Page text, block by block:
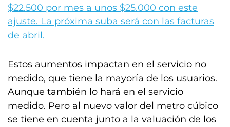
$22.500 por mes a unos $25.000 con este
ajuste. La próxima suba será con las facturas
de abril.
Estos aumentos impactan en el servicio no
medido, que tiene la mayoría de los usuarios.
Aunque también lo hará en el servicio
medido. Pero al nuevo valor del metro cúbico
se tiene en cuenta junto a la valuación de los